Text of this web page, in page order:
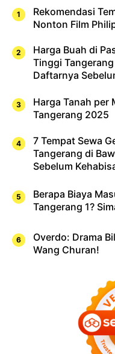
Rekomendasi
Nonton Film
Harga Buah di
Tinggi
Daftarnya
Harga Tanah per
Tangerang 2025
7 Tempat Sewa
Tangerang di
Sebelum
Berapa Biaya
Tangerang 1?
Overdo: Drama
Wang Churan!